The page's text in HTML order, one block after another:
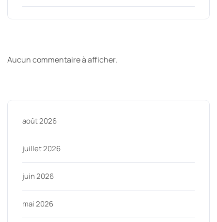
Aucun commentaire à afficher.
août 2026
juillet 2026
juin 2026
mai 2026